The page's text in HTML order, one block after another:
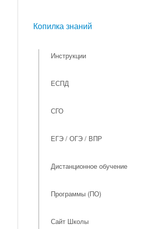
Копилка знаний
Инструкции
ЕСПД
СГО
ЕГЭ / ОГЭ / ВПР
Дистанционное обучение
Программы (ПО)
Сайт Школы